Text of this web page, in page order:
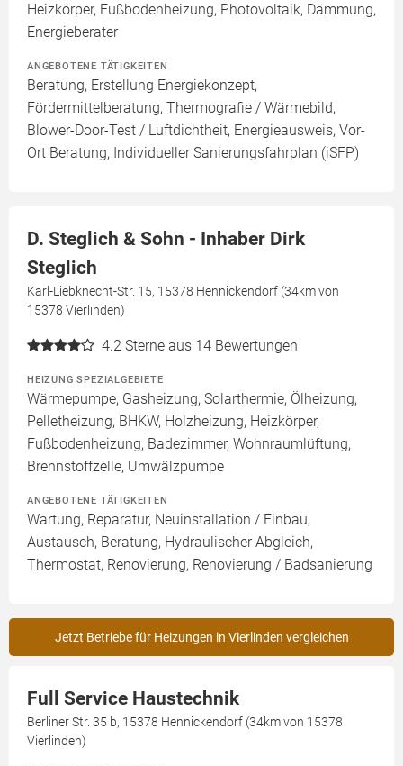
Heizkörper, Fußbodenheizung, Photovoltaik, Dämmung,
Energieberater
ANGEBOTENE TÄTIGKEITEN
Beratung, Erstellung Energiekonzept,
Fördermittelberatung, Thermografie / Wärmebild,
Blower-Door-Test / Luftdichtheit, Energieausweis, Vor-
Ort Beratung, Individueller Sanierungsfahrplan (iSFP)
D. Steglich & Sohn - Inhaber Dirk
Steglich
Karl-Liebknecht-Str. 15, 15378 Hennickendorf (34km von
15378 Vierlinden)
4.2 Sterne aus 14 Bewertungen
HEIZUNG SPEZIALGEBIETE
Wärmepumpe, Gasheizung, Solarthermie, Ölheizung,
Pelletheizung, BHKW, Holzheizung, Heizkörper,
Fußbodenheizung, Badezimmer, Wohnraumlüftung,
Brennstoffzelle, Umwälzpumpe
ANGEBOTENE TÄTIGKEITEN
Wartung, Reparatur, Neuinstallation / Einbau,
Austausch, Beratung, Hydraulischer Abgleich,
Thermostat, Renovierung, Renovierung / Badsanierung
Jetzt Betriebe für Heizungen in Vierlinden vergleichen
Full Service Haustechnik
Berliner Str. 35 b, 15378 Hennickendorf (34km von 15378
Vierlinden)